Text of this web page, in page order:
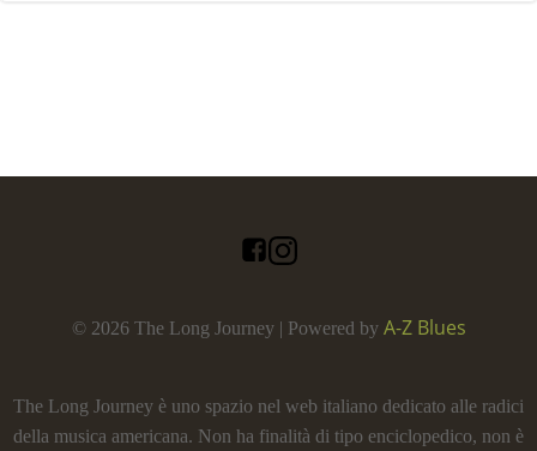
© 2026 The Long Journey | Powered by A-Z Blues
The Long Journey è uno spazio nel web italiano dedicato alle radici
della musica americana. Non ha finalità di tipo enciclopedico, non è